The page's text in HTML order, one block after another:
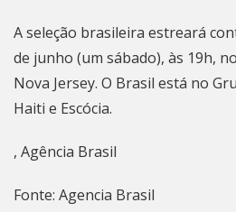
A seleção brasileira estreará
de junho (um sábado), às 19h,
Nova Jersey. O Brasil está no
Haiti e Escócia.
, Agência Brasil
Fonte: Agencia Brasil